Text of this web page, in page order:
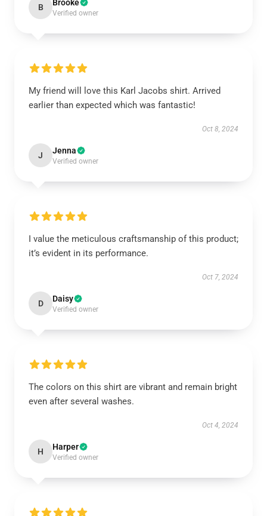
B Brooke
Verified owner
My friend will love this Karl Jacobs shirt. Arrived
earlier than expected which was fantastic!
Oct 8, 2024
J Jenna
Verified owner
I value the meticulous craftsmanship of this product;
it’s evident in its performance.
Oct 7, 2024
D Daisy
Verified owner
The colors on this shirt are vibrant and remain bright
even after several washes.
Oct 4, 2024
H Harper
Verified owner